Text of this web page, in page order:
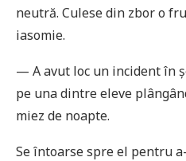
neutră. Culese din zbor o
iasomie.
— A avut loc un incident în
pe una dintre eleve
miez de noapte.
Se întoarse spre el pentru